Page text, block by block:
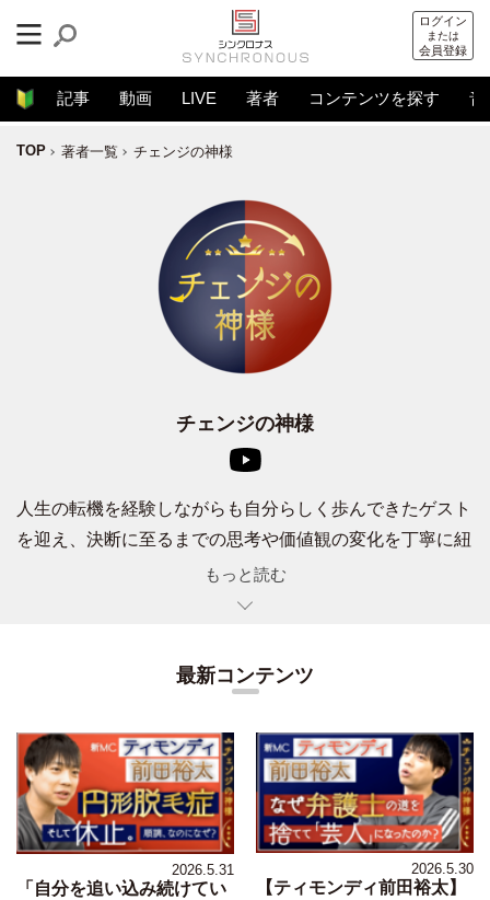
ログイン
または
会員登録
記事 動画 LIVE 著者 コンテンツを探す 音
TOP 著者一覧 チェンジの神様
チェンジの神様
人生の転機を経験しながらも自分らしく歩んできたゲスト
を迎え、決断に至るまでの思考や価値観の変化を丁寧に紐
もっと読む
最新コンテンツ
2026.5.31
「自分を追い込み続けてい
2026.5.30
【ティモンディ前田裕太】